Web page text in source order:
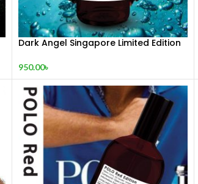
Dark Angel Singapore Limited Edition
950.00৳